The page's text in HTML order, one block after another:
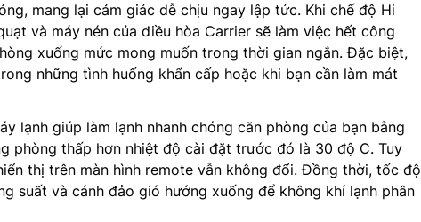
mang lại cảm giác dễ chịu ngay lập tức. Khi chế độ Hi
và máy nén của điều hòa Carrier sẽ làm việc hết công
xuống mức mong muốn trong thời gian ngắn. Đặc biệt,
những tình huống khẩn cấp hoặc khi bạn cần làm mát
lạnh giúp làm lạnh nhanh chóng căn phòng của bạn bằng
phòng thấp hơn nhiệt độ cài đặt trước đó là 30 độ C. Tuy
thị trên màn hình remote vẫn không đổi. Đồng thời, tốc độ
suất và cánh đảo gió hướng xuống để không khí lạnh phân